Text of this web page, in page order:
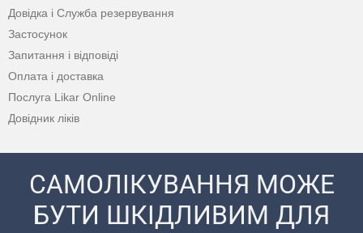
Довідка і Служба резервування
Застосунок
Запитання і відповіді
Оплата і доставка
Послуга Likar Online
Довідник ліків
САМОЛІКУВАННЯ МОЖЕ
БУТИ ШКІДЛИВИМ ДЛЯ